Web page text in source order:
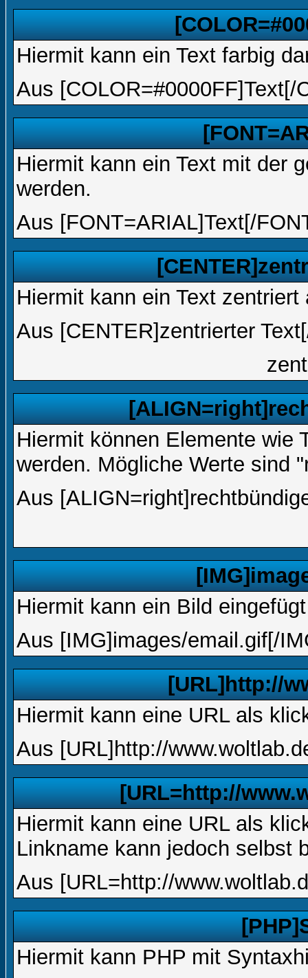
Hiermit kann ein Text farbig
Aus [COLOR=#0000FF]Text[/
Hiermit kann ein Text mit der
werden.
Aus [FONT=ARIAL]Text[/
Hiermit kann ein Text
Aus [CENTER]zentrierter
Hiermit können Elemente wie
werden. Mögliche Werte sind
Aus
Hiermit kann ein Bild
Aus [IMG]images/email.gif[/
[URL]http://
Hiermit kann eine URL als
Aus [URL]http://
[URL=http://
Hiermit kann eine URL als
Linkname kann jedoch selbst
Aus [URL=http://
Hiermit kann PHP mit